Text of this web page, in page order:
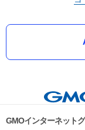
GMOインターネット